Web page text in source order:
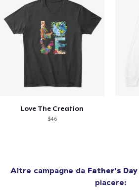
Love The Creation
$46
Altre campagne da Father's Day
piacere: